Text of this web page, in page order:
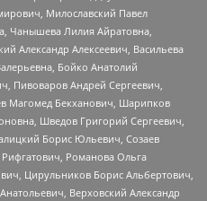
Милославский Павел
Чанышева Лилия Айратовна,
Александр Алексеевич, Васильева
Бойко Анатолий
Пивоваров Андрей Сергеевич,
Магомед Бекханович, Шарипков
Шведов Григорий Сергеевич,
Борис Юльевич, Созаев
Романова Ольга
Цирульников Борис Альбертович,
Верховский Александр